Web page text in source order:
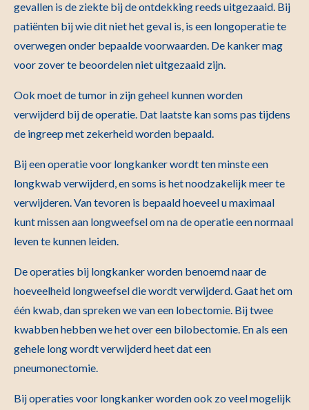
gevallen is de ziekte bij de ontdekking reeds uitgezaaid. Bij
patiënten bij wie dit niet het geval is, is een longoperatie te
overwegen onder bepaalde voorwaarden. De kanker mag
voor zover te beoordelen niet uitgezaaid zijn.
Ook moet de tumor in zijn geheel kunnen worden
verwijderd bij de operatie. Dat laatste kan soms pas tijdens
de ingreep met zekerheid worden bepaald.
Bij een operatie voor longkanker wordt ten minste een
longkwab verwijderd, en soms is het noodzakelijk meer te
verwijderen. Van tevoren is bepaald hoeveel u maximaal
kunt missen aan longweefsel om na de operatie een normaal
leven te kunnen leiden.
De operaties bij longkanker worden benoemd naar de
hoeveelheid longweefsel die wordt verwijderd. Gaat het om
één kwab, dan spreken we van een lobectomie. Bij twee
kwabben hebben we het over een bilobectomie. En als een
gehele long wordt verwijderd heet dat een
pneumonectomie.
Bij operaties voor longkanker worden ook zo veel mogelijk